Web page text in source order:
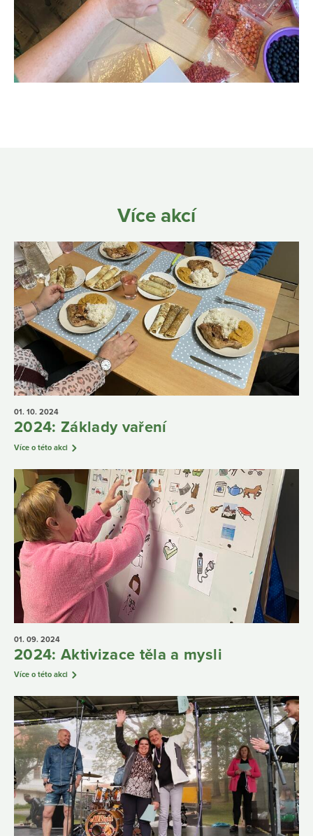
Více akcí
01. 10. 2024
2024: Základy vaření
Více o této akci
01. 09. 2024
2024: Aktivizace těla a mysli
Více o této akci